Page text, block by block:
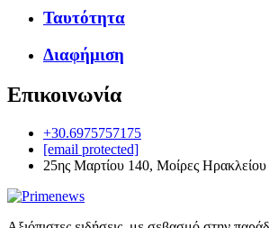
Ταυτότητα
Διαφήμιση
Επικοινωνία
+30.6975757175
[email protected]
25ης Μαρτίου 140, Μοίρες